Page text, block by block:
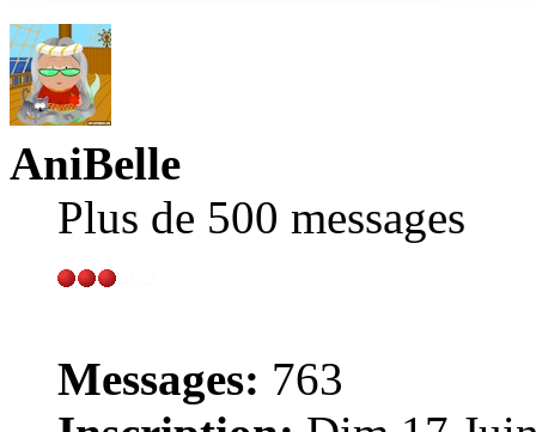
AniBelle
Plus de 500 messages
Messages: 763